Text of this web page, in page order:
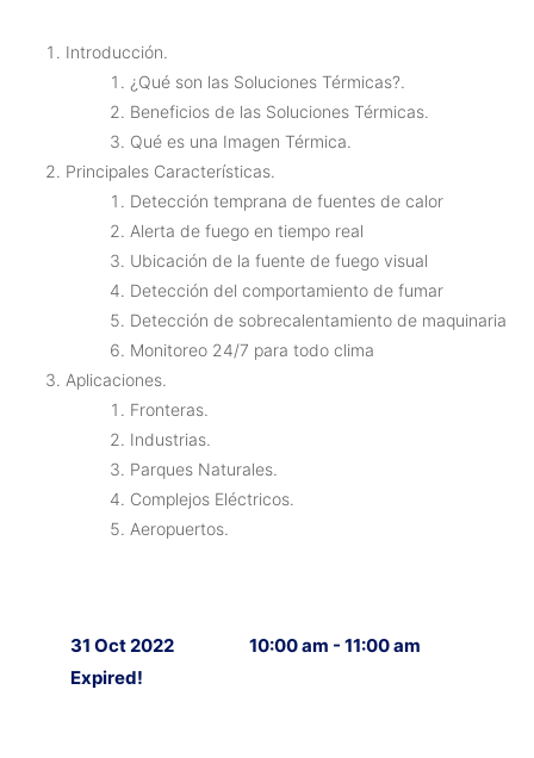
Introducción.
¿Qué son las Soluciones Térmicas?.
Beneficios de las Soluciones Térmicas.
Qué es una Imagen Térmica.
Principales Características.
Detección temprana de fuentes de calor
Alerta de fuego en tiempo real
Ubicación de la fuente de fuego visual
Detección del comportamiento de fumar
Detección de sobrecalentamiento de maquinaria
Monitoreo 24/7 para todo clima
Aplicaciones.
Fronteras.
Industrias.
Parques Naturales.
Complejos Eléctricos.
Aeropuertos.
31 Oct 2022
Expired!
10:00 am - 11:00 am